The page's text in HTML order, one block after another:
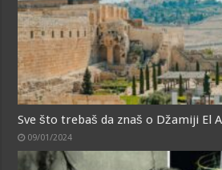
Sve što trebaš da znaš o Džamiji El
09/01/2024